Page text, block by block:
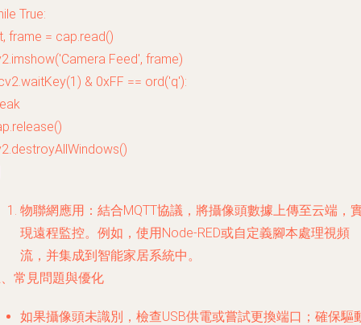
True:
frame = cap.read()
Feed', frame)
& 0xFF == ord('q'):
物聯網應用：結合MQTT協議，將攝像頭數據上傳至云端，
現遠程監控。例如，使用Node-RED或自定義腳本處理視頻
流，并集成到智能家居系統中。
常見問題與優化
如果攝像頭未識別，檢查USB供電或嘗試更換端口；確保驅